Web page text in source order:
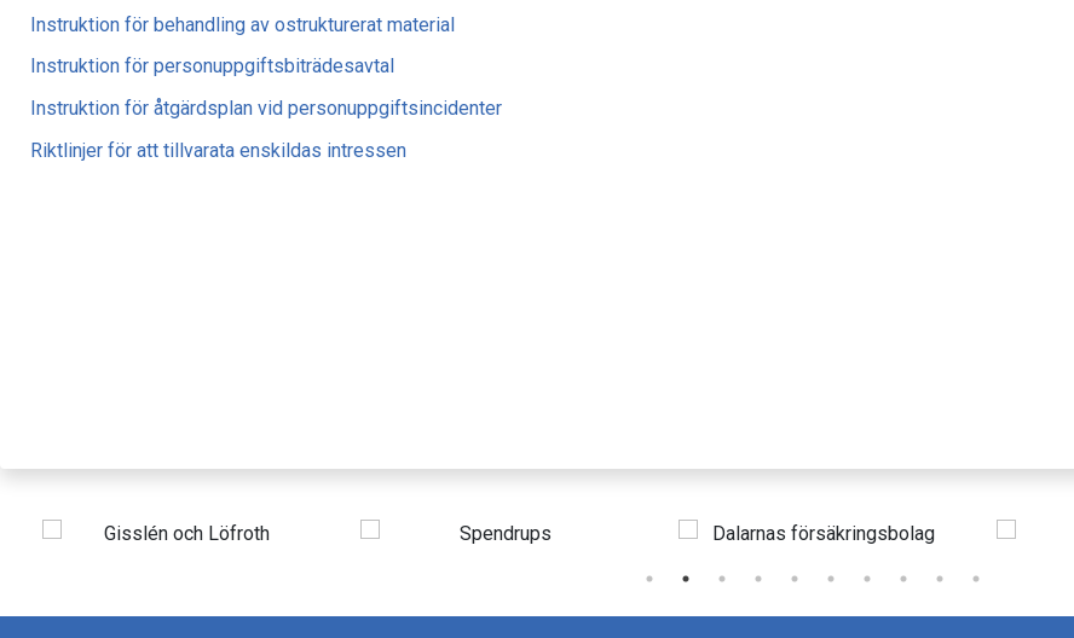
Instruktion för behandling av ostrukturerat material
Instruktion för personuppgiftsbiträdesavtal
Instruktion för åtgärdsplan vid personuppgiftsincidenter
Riktlinjer för att tillvarata enskildas intressen